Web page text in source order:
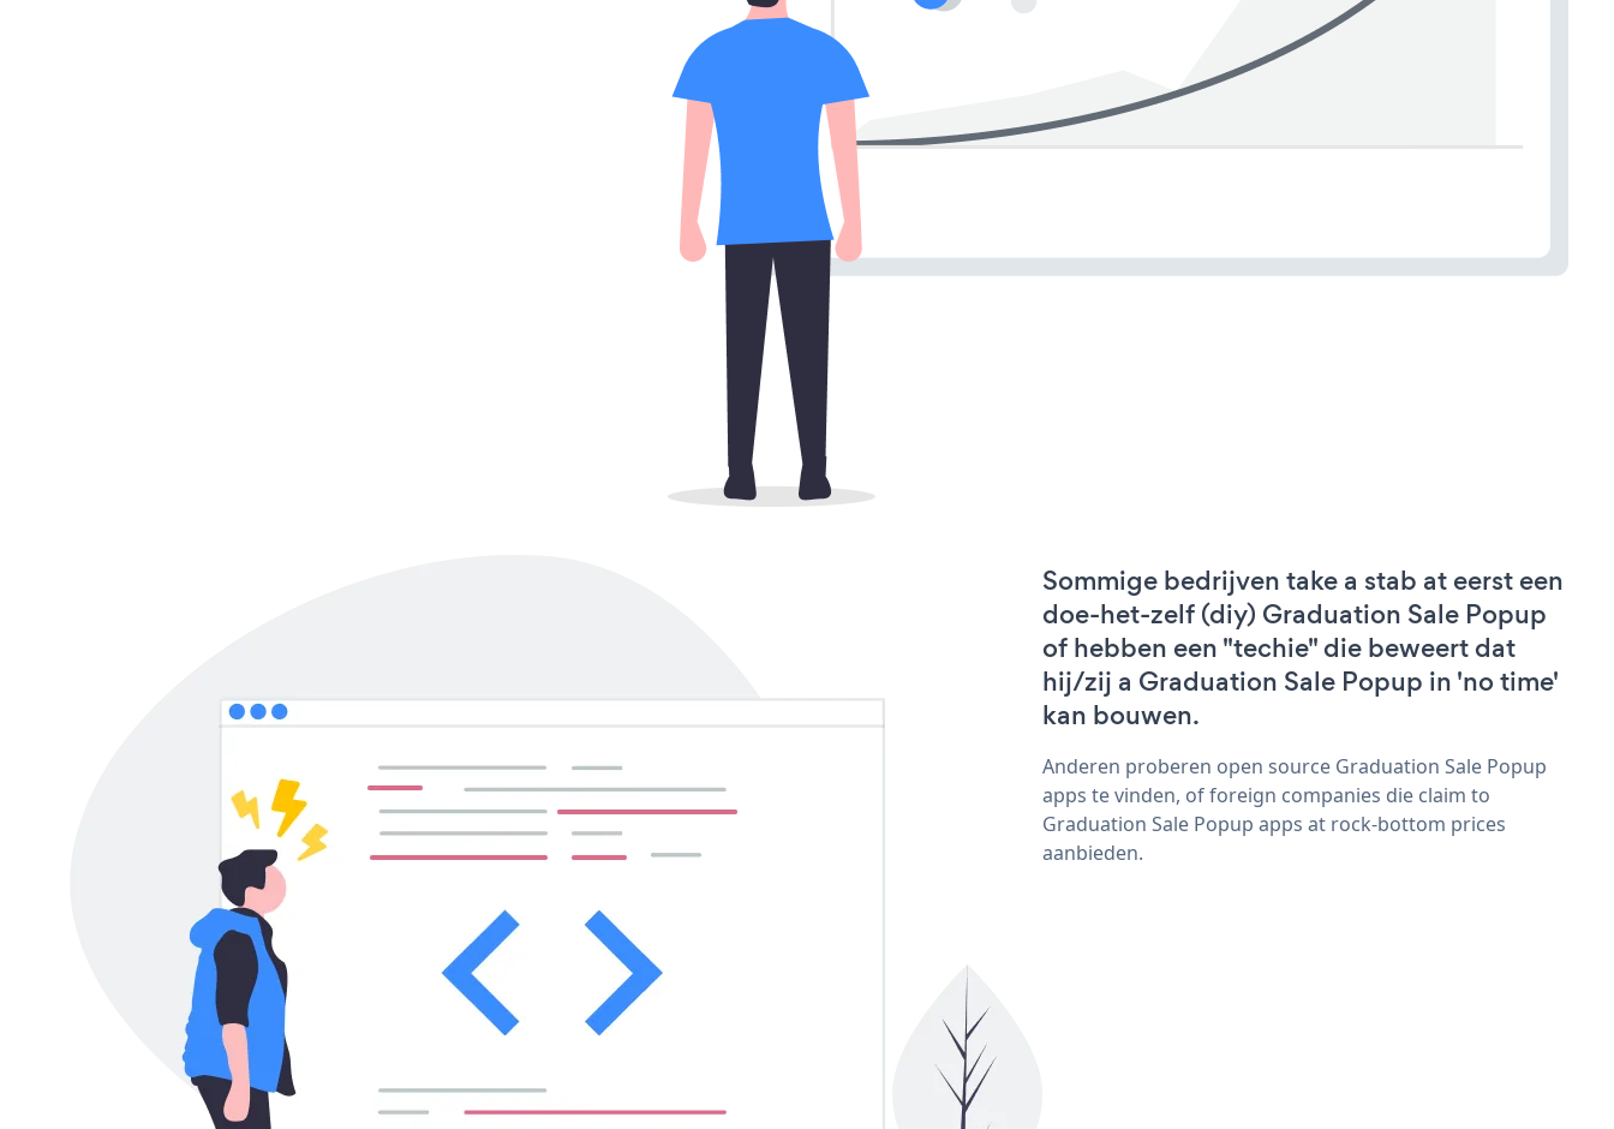
Sommige bedrijven take a stab at eerst een
doe-het-zelf (diy) Graduation Sale Popup
of hebben een "techie" die beweert dat
hij/zij a Graduation Sale Popup in 'no time'
kan bouwen.
Anderen proberen open source Graduation Sale Popup
apps te vinden, of foreign companies die claim to
Graduation Sale Popup apps at rock-bottom prices
aanbieden.